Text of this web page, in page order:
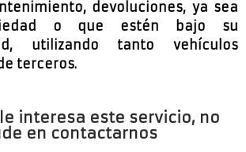
devoluciones, ya sea
o que estén bajo su
utilizando tanto vehículos
terceros.
interesa este servicio, no
en contactarnos